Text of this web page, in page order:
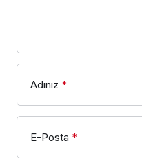
Adınız *
E-Posta *